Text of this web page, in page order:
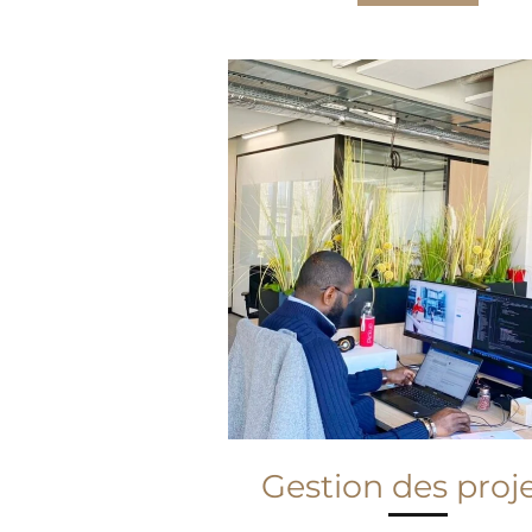
Gestion des